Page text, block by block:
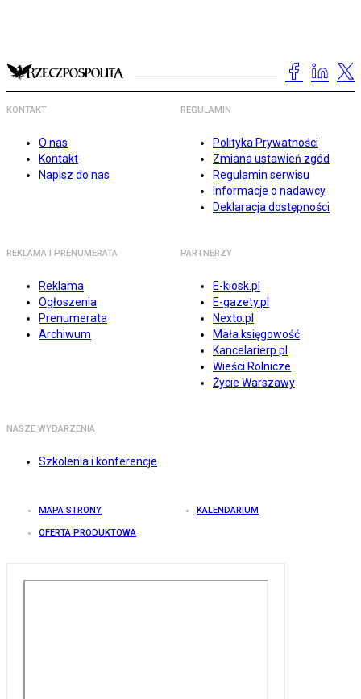
KONTAKT
O nas
Kontakt
Napisz do nas
REGULAMIN
Polityka Prywatności
Zmiana ustawień zgód
Regulamin serwisu
Informacje o nadawcy
Deklaracja dostępności
REKLAMA I PRENUMERATA
Reklama
Ogłoszenia
Prenumerata
Archiwum
PARTNERZY
E-kiosk.pl
E-gazety.pl
Nexto.pl
Mała księgowość
Kancelarierp.pl
Wieści Rolnicze
Życie Warszawy
NASZE WYDARZENIA
Szkolenia i konferencje
MAPA STRONY KALENDARIUM
OFERTA PRODUKTOWA